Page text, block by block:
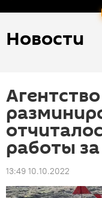
Новости
работы
13:49 10.10.2022